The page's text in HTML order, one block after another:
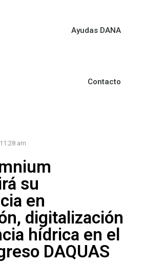
Ayudas DANA
Contacto
11:28 am
su
en
digitalización
hídrica en el
DAQUAS